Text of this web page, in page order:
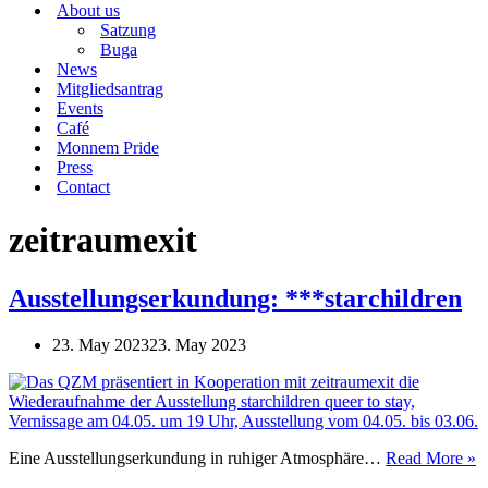
About us
Satzung
Buga
News
Mitgliedsantrag
Events
Café
Monnem Pride
Press
Contact
zeitraumexit
Ausstellungserkundung: ***starchildren
23. May 202323. May 2023
Eine Ausstellungserkundung in ruhiger Atmosphäre… Read More »